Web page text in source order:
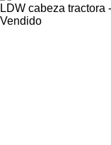
Vendido